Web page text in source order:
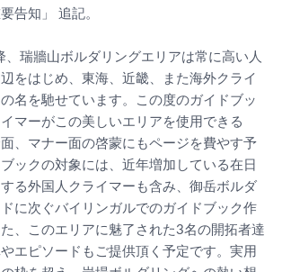
告知」 追記。
瑞牆山ボルダリングエリアは常に高い人
をはじめ、東海、近畿、また海外クライ
名を馳せています。この度のガイドブッ
マーがこの美しいエリアを使用できる
、マナー面の啓蒙にもページを費やす予
ックの対象には、近年増加している在日
る外国人クライマーも含み、御岳ボルダ
に次ぐバイリンガルでのガイドブック作
、このエリアに魅了された3名の開拓者達
エピソードもご提供頂く予定です。実用